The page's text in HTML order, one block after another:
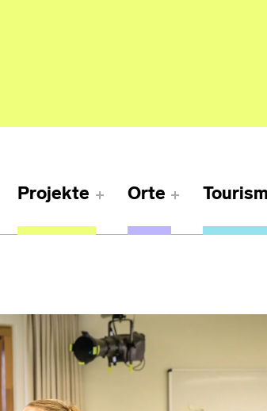
Projekte Orte